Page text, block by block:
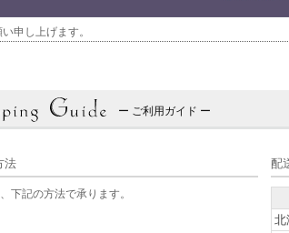
申し上げます。
ー ご利用ガイド ー
法
下記の方法で承ります。
配
北